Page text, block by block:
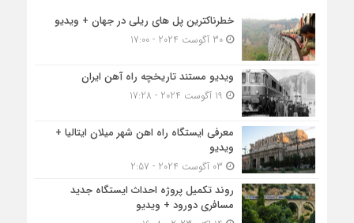
خطرناکترین پل های ریلی در جهان + ویدیو
30 آگوست 2024 - 17:00
ویدیو مستند تاریخچه راه آهن ایران
معرفی ایستگاه راه اهن شهر میلان ایتالیا +
ویدیو
روند تکمیل پروژه احداث ایستگاه جدید
مسافری دورود + ویدیو